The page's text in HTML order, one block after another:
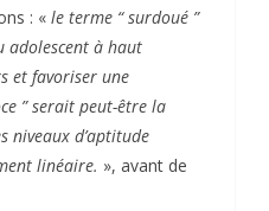
: « le terme “ surdoué ”
adolescent à haut
et favoriser une
” serait peut-être la
niveaux d’aptitude
linéaire. », avant de